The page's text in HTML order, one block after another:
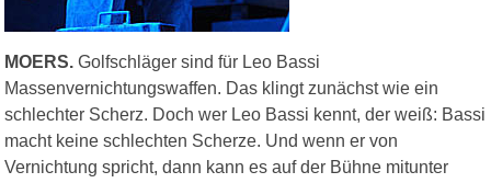
MOERS. Golfschläger sind für Leo Bassi
Massenvernichtungswaffen. Das klingt zunächst wie ein
schlechter Scherz. Doch wer Leo Bassi kennt, der weiß: Bassi
macht keine schlechten Scherze. Und wenn er von
Vernichtung spricht, dann kann es auf der Bühne mitunter